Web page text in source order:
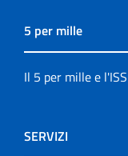
5 per mille
Il 5 per mille e l'ISS
SERVIZI